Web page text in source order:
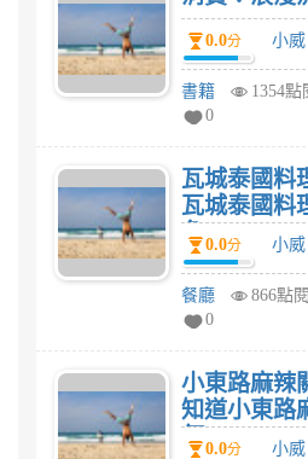
0.0分 小
書籍 1354點
0
瓦城泰國料
瓦城泰國料
色?0.0分 小
餐廳 866點閱
0
小東路麻辣
知道小東路
何0.0分 小